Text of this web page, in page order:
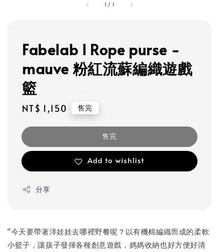
1 / 1
Fabelab l Rope purse -
mauve 粉紅流蘇編織遊戲
籃
Regular
NT$ 1,150 售完
售完
Add to wishlist
分享
"今天要帶著洋娃娃去哪裡野餐呢？以有機棉編織而成的柔軟
小籃子，讓孩子發揮各種創意遊戲，媽媽收納也好方便好清